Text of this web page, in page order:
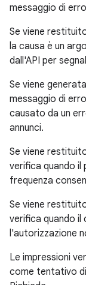
messaggio di
Se viene
la causa è un
dall'API per
Se viene generata
messaggio di
causato da un
annunci.
Se viene
verifica quando il
frequenza
Se viene
verifica quando
l'autorizzazione
Le impressioni
come tentativo